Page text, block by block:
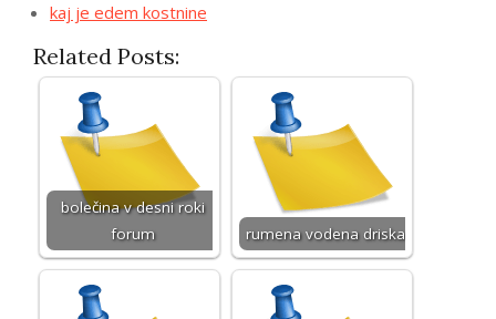
kaj je edem kostnine
Related Posts:
bolečina v desni roki
forum
rumena vodena driska